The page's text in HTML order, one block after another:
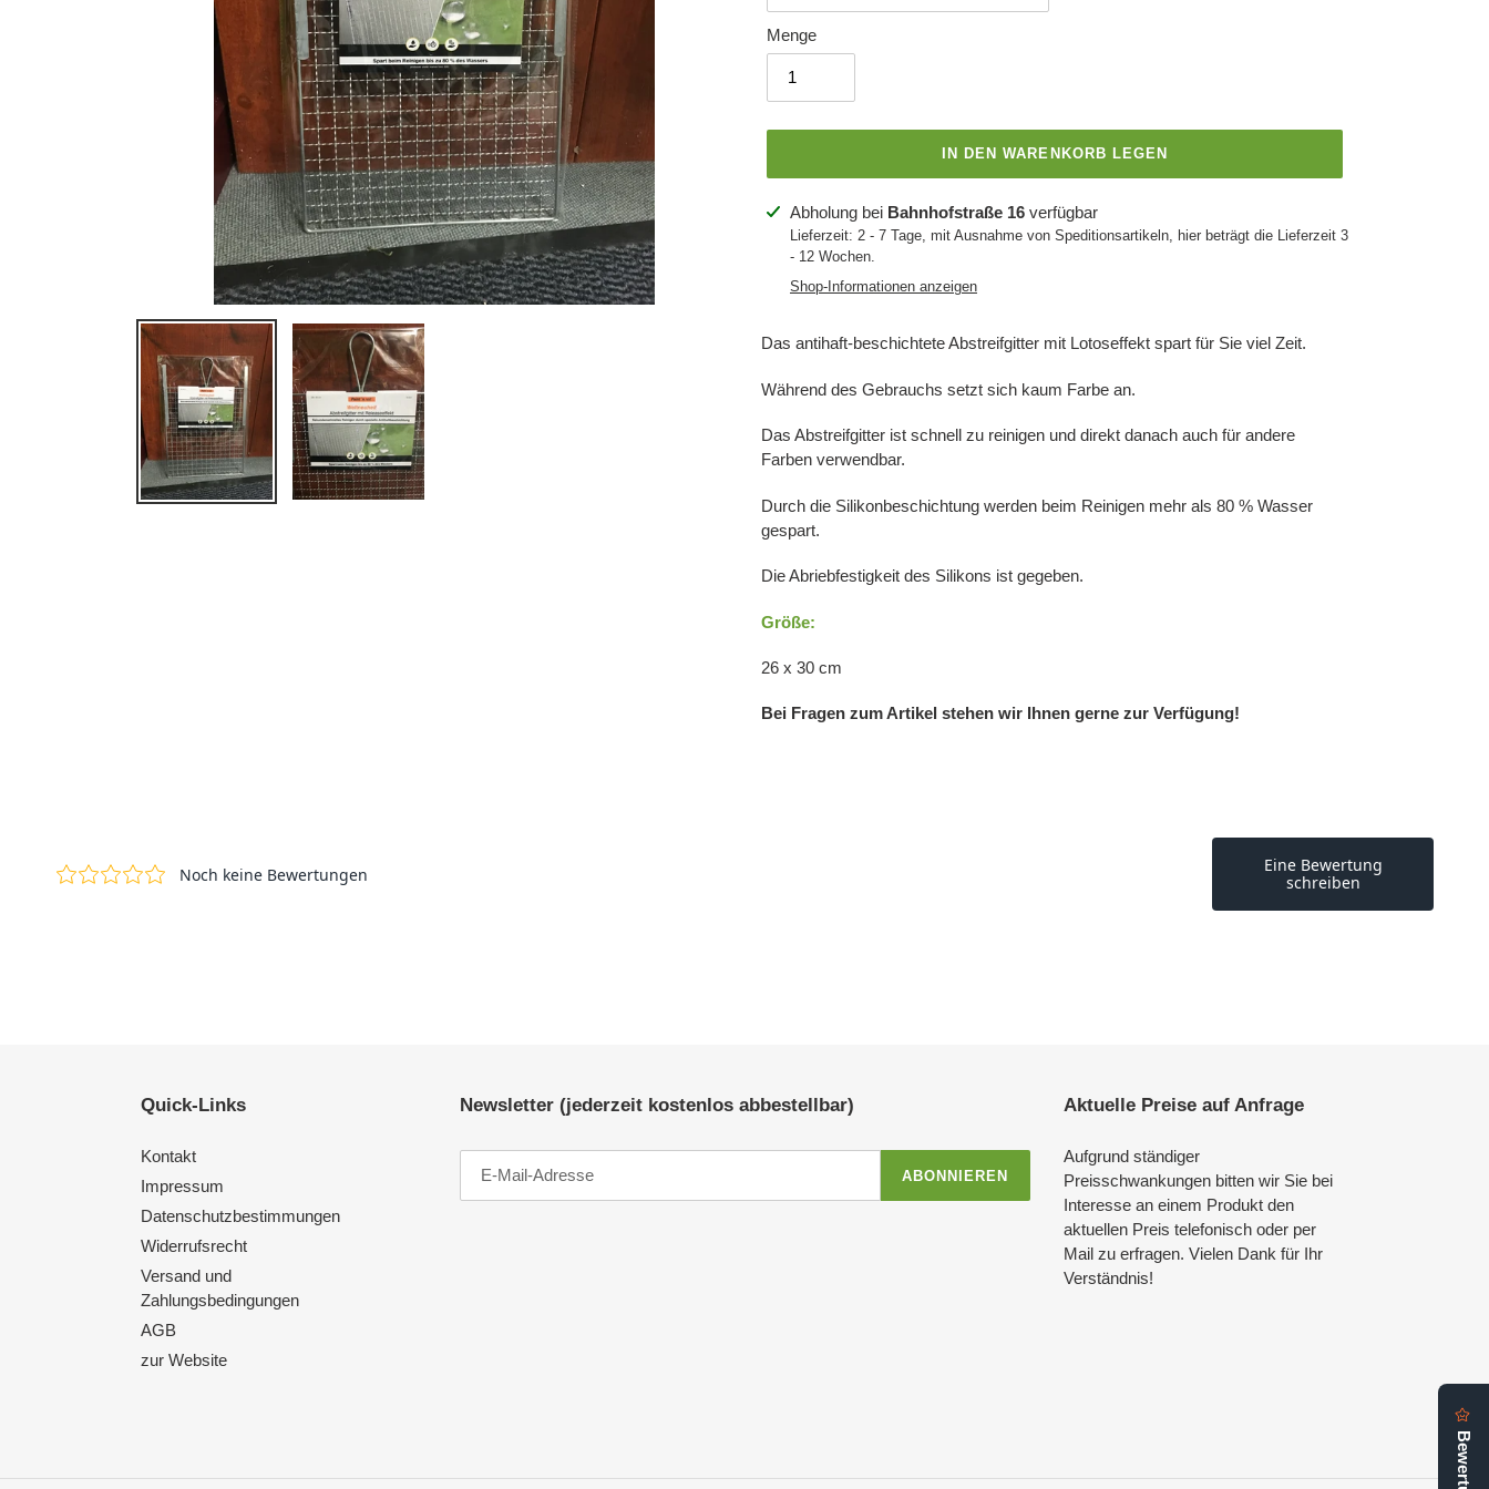
Menge
IN DEN WARENKORB LEGEN
Produkt
zum
Warenkorb
Abholung bei Bahnhofstraße 16 verfügbar
Lieferzeit: 2 - 7 Tage, mit Ausnahme von Speditionsartikeln, hier beträgt die Lieferzeit 3
- 12 Wochen.
Shop-Informationen anzeigen
Das antihaft-beschichtete Abstreifgitter mit Lotoseffekt spart für Sie viel Zeit.
Während des Gebrauchs setzt sich kaum Farbe an.
Das Abstreifgitter ist schnell zu reinigen und direkt danach auch für andere
Farben verwendbar.
Durch die Silikonbeschichtung werden beim Reinigen mehr als 80 % Wasser
gespart.
Die Abriebfestigkeit des Silikons ist gegeben.
Größe:
26 x 30 cm
Bei Fragen zum Artikel stehen wir Ihnen gerne zur Verfügung!
Quick-Links
Kontakt
Impressum
Datenschutzbestimmungen
Widerrufsrecht
Versand und
Zahlungsbedingungen
AGB
zur Website
Newsletter (jederzeit kostenlos abbestellbar)
ABONNIEREN
Aktuelle Preise auf Anfrage
Aufgrund ständiger
Preisschwankungen bitten wir Sie bei
Interesse an einem Produkt den
aktuellen Preis telefonisch oder per
Mail zu erfragen. Vielen Dank für Ihr
Verständnis!